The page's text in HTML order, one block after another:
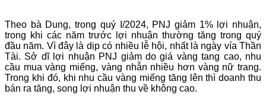
Theo bà Dung, trong quý I/2024, PNJ giảm 1% lợi nhuận,
trong khi các năm trước lợi nhuận thường tăng trong quý
đầu năm. Vì đây là dịp có nhiều lễ hội, nhất là ngày vía Thần
Tài. Sở dĩ lợi nhuận PNJ giảm do giá vàng tang cao, nhu
cầu mua vàng miếng, vàng nhẫn nhiều hơn vàng nữ trang.
Trong khi đó, khi nhu cầu vàng miếng tăng lên thì doanh thu
bán ra tăng, song lợi nhuận thu về không cao.